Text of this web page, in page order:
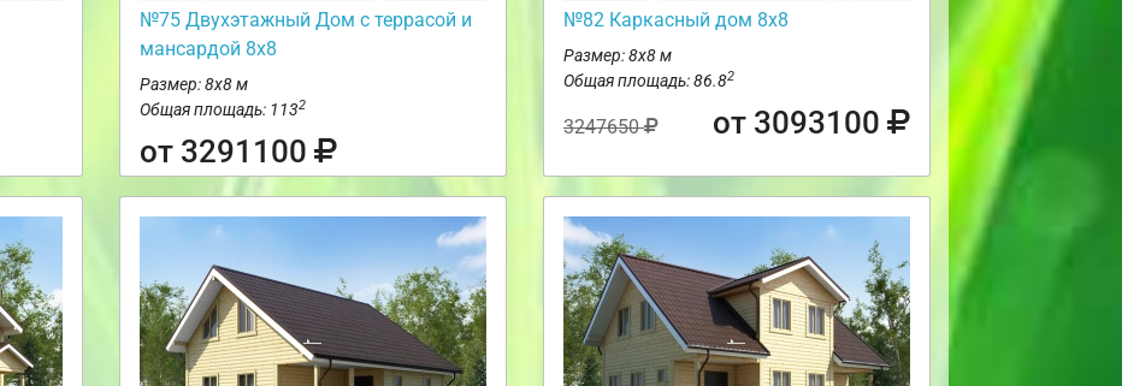
№75 Двухэтажный Дом с террасой и
мансардой 8х8
Размер: 8х8 м
Общая площадь: 1132
от 3291100
№82 Каркасный дом 8х8
Размер: 8х8 м
Общая площадь: 86.82
3247650 от 3093100